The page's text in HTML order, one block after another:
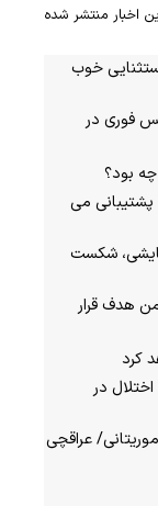
اخبار منتشر شده
خوب
فوری در
بود؟
پشتیبانی می
شکست
هدف قرار
کرد
در
عراقچی